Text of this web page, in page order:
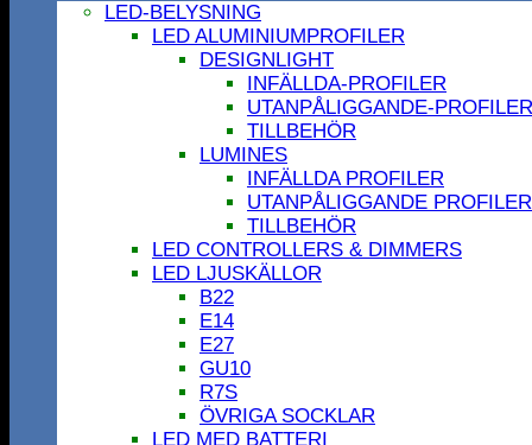
LED-BELYSNING
LED ALUMINIUMPROFILER
DESIGNLIGHT
INFÄLLDA-PROFILER
UTANPÅLIGGANDE-PROFILER
TILLBEHÖR
LUMINES
INFÄLLDA PROFILER
UTANPÅLIGGANDE PROFILER
TILLBEHÖR
LED CONTROLLERS & DIMMERS
LED LJUSKÄLLOR
B22
E14
E27
GU10
R7S
ÖVRIGA SOCKLAR
LED MED BATTERI